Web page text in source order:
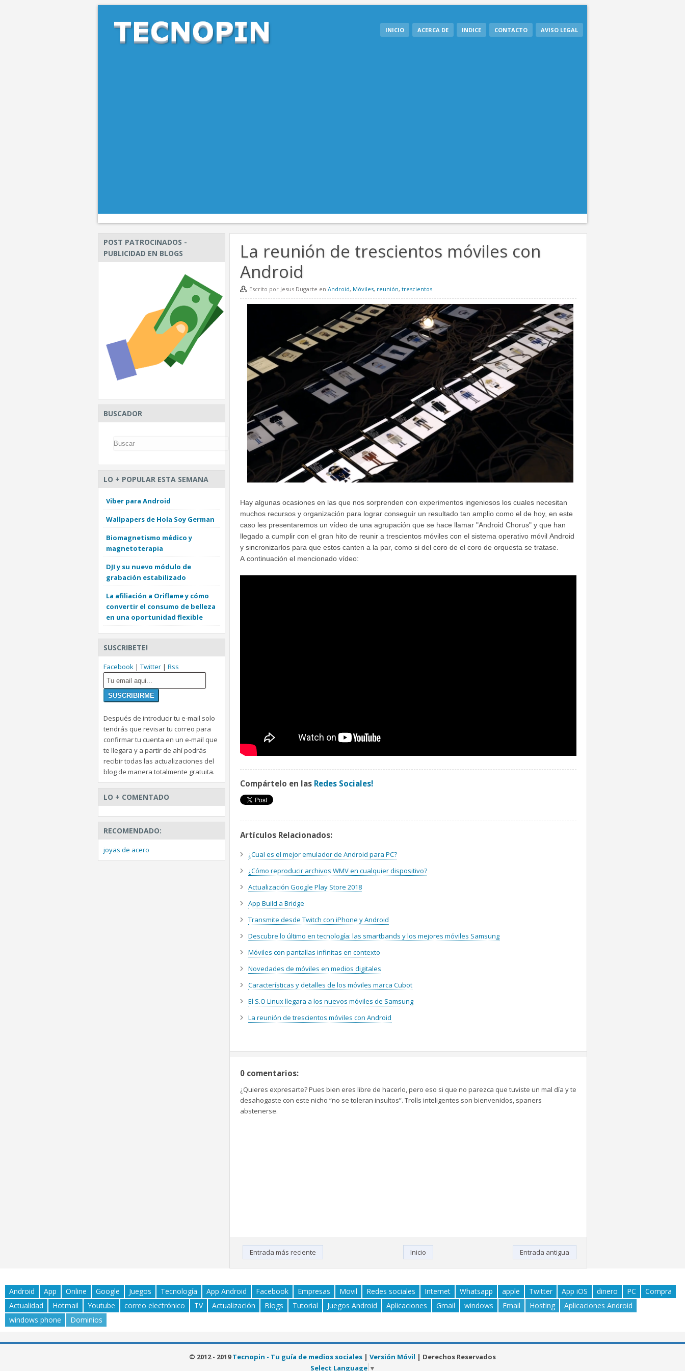
INICIO ACERCA DE INDICE CONTACTO AVISO LEGAL
La reunión de trescientos móviles con
Android
Escrito por Jesus Dugarte en Android, Móviles, reunión, trescientos
Hay algunas ocasiones en las que nos sorprenden con experimentos ingeniosos los cuales necesitan
muchos recursos y organización para lograr conseguir un resultado tan amplio como el de hoy, en este
caso les presentaremos un vídeo de una agrupación que se hace llamar "Android Chorus" y que han
llegado a cumplir con el gran hito de reunir a trescientos móviles con el sistema operativo móvil Android
y sincronizarlos para que estos canten a la par, como si del coro de el coro de orquesta se tratase.
A continuación el mencionado vídeo:
Compártelo en las Redes Sociales!
Artículos Relacionados:
¿Cual es el mejor emulador de Android para PC?
¿Cómo reproducir archivos WMV en cualquier dispositivo?
Actualización Google Play Store 2018
App Build a Bridge
Transmite desde Twitch con iPhone y Android
Descubre lo último en tecnología: las smartbands y los mejores móviles Samsung
Móviles con pantallas infinitas en contexto
Novedades de móviles en medios digitales
Características y detalles de los móviles marca Cubot
El S.O Linux llegara a los nuevos móviles de Samsung
La reunión de trescientos móviles con Android
0 comentarios:
¿Quieres expresarte? Pues bien eres libre de hacerlo, pero eso si que no parezca que tuviste un mal día y te
desahogaste con este nicho “no se toleran insultos”. Trolls inteligentes son bienvenidos, spaners
abstenerse.
Entrada más reciente Entrada antigua
Inicio
POST PATROCINADOS -
PUBLICIDAD EN BLOGS
BUSCADOR
LO + POPULAR ESTA SEMANA
Viber para Android
Wallpapers de Hola Soy German
Biomagnetismo médico y
magnetoterapia
DJI y su nuevo módulo de
grabación estabilizado
La afiliación a Oriflame y cómo
convertir el consumo de belleza
en una oportunidad flexible
SUSCRIBETE!
Facebook | Twitter | Rss
Después de introducir tu e-mail solo
tendrás que revisar tu correo para
confirmar tu cuenta en un e-mail que
te llegara y a partir de ahí podrás
recibir todas las actualizaciones del
blog de manera totalmente gratuita.
LO + COMENTADO
RECOMENDADO:
joyas de acero
Android App Online Google Juegos Tecnología App Android Facebook Empresas Movil Redes sociales Internet Whatsapp apple Twitter App iOS dinero PC
Compra
Actualidad
Hotmail Youtube correo electrónico TV Actualización Blogs Tutorial Juegos Android Aplicaciones Gmail windows Email Hosting
Aplicaciones Android
windows phone
Dominios
© 2012 - 2019Tecnopin - Tu guía de medios sociales | Versión Móvil | Derechos Reservados
Select Language ▼